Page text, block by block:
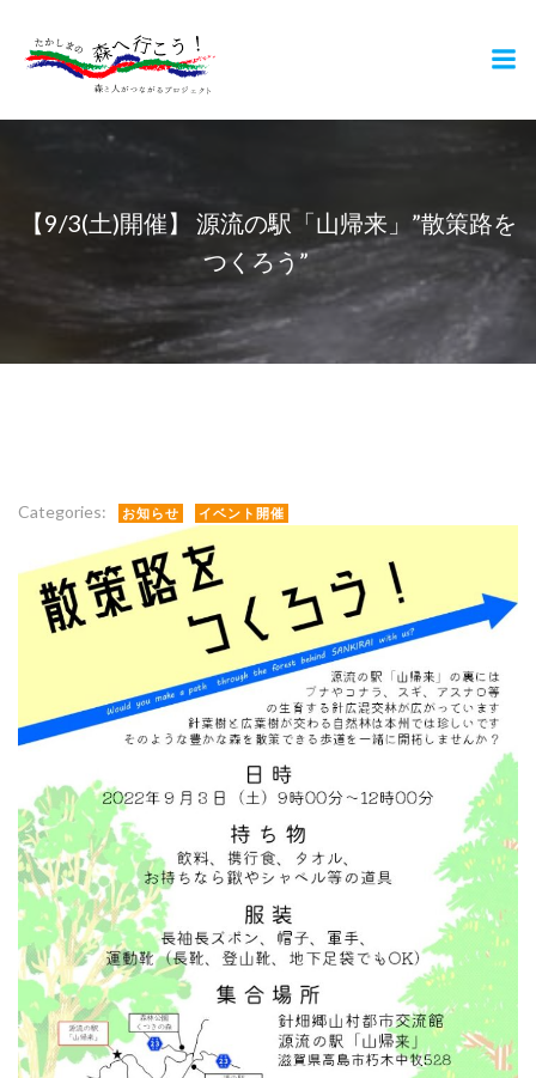
ツ
キ
ッ
プ
【9/3(土)開催】 源流の駅「山帰来」”散策路を
つくろう”
Categories: お知らせ イベント開催